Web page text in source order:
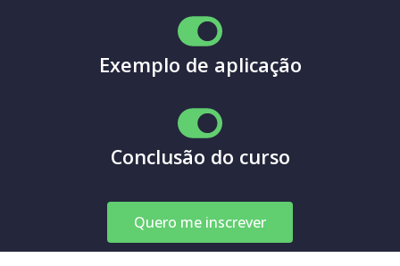
Exemplo de aplicação
Conclusão do curso
Quero me inscrever